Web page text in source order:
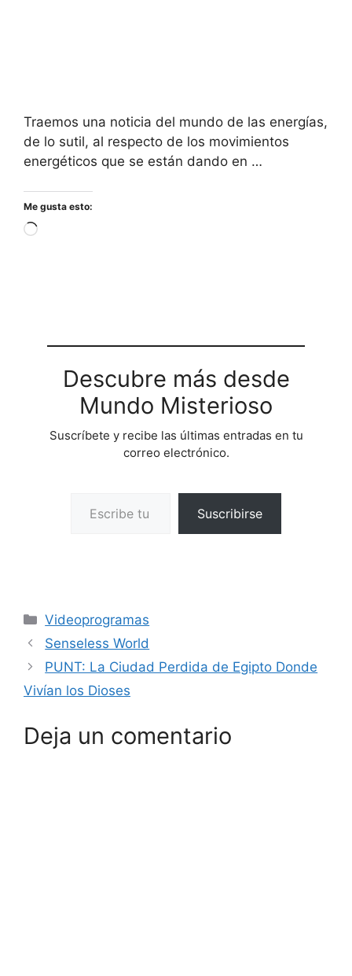
Traemos una noticia del mundo de las energías,
de lo sutil, al respecto de los movimientos
energéticos que se están dando en …
Me gusta esto:
Cargando...
Descubre más desde
Mundo Misterioso
Suscríbete y recibe las últimas entradas en tu
correo electrónico.
Suscribirse
Categorías
Videoprogramas
Senseless World
PUNT: La Ciudad Perdida de Egipto Donde
Vivían los Dioses
Deja un comentario